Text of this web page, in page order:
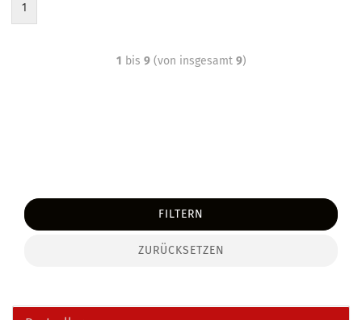
1
1 bis 9(von insgesamt 9)
FILTERN
ZURÜCKSETZEN